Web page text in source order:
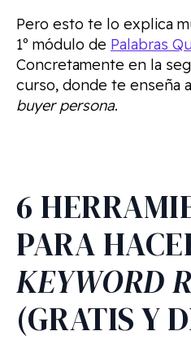
Pero esto te lo explica
1º módulo de Palabras
Concretamente en la
curso, donde te enseña
buyer persona.
6
PARA
KEYWORD
(GRATIS Y